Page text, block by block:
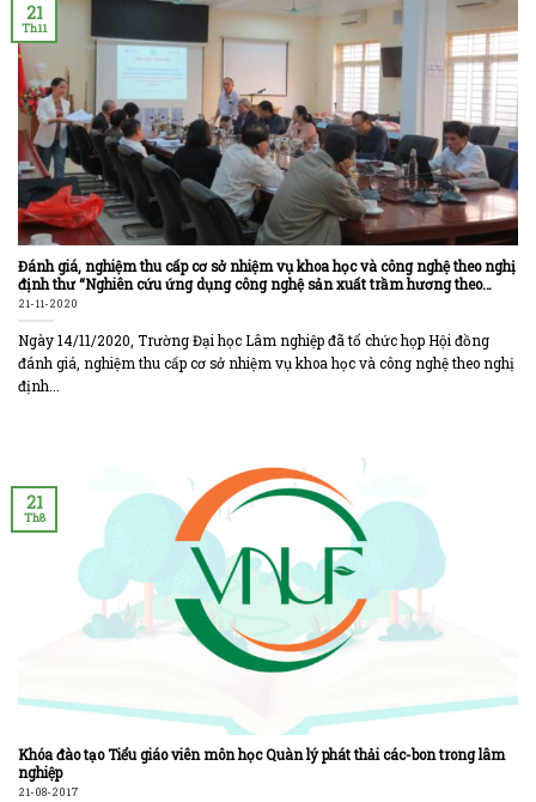
Đánh giá, nghiệm thu cấp cơ sở nhiệm vụ khoa học và công nghệ theo nghị
định thư “Nghiên cứu ứng dụng công nghệ sản xuất trầm hương theo
hướng bền vững ở Việt Nam”
21-11-2020
Ngày 14/11/2020, Trường Đại học Lâm nghiệp đã tổ chức họp Hội đồng
đánh giá, nghiệm thu cấp cơ sở nhiệm vụ khoa học và công nghệ theo nghị
định...
21
Th11
Khóa đào tạo Tiểu giáo viên môn học Quàn lý phát thải các-bon trong lâm
nghiệp
21-08-2017
21
Th8